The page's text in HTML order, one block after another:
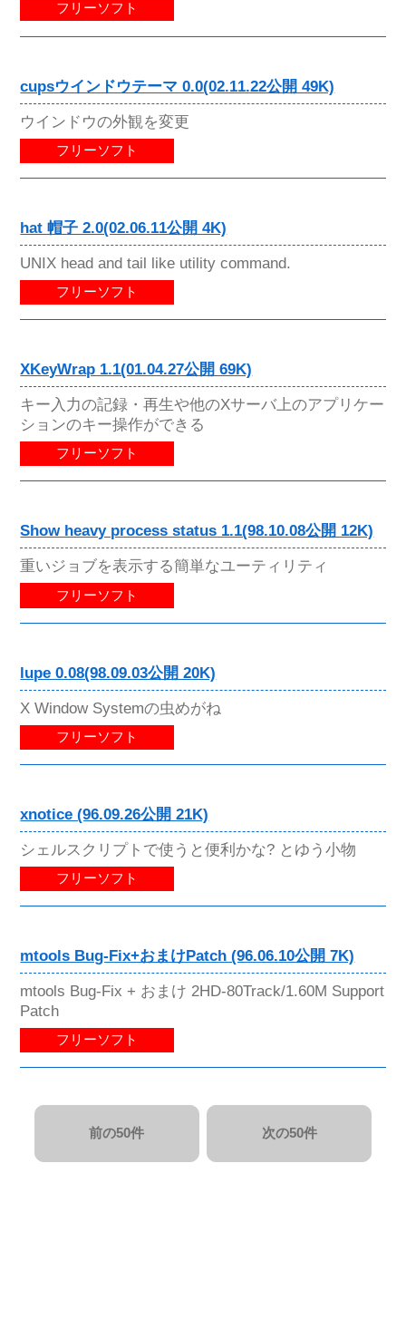
フリーソフト
cupsウインドウテーマ 0.0(02.11.22公開 49K)
ウインドウの外観を変更
フリーソフト
hat 帽子 2.0(02.06.11公開 4K)
UNIX head and tail like utility command.
フリーソフト
XKeyWrap 1.1(01.04.27公開 69K)
キー入力の記録・再生や他のXサーバ上のアプリケー
ションのキー操作ができる
フリーソフト
Show heavy process status 1.1(98.10.08公開 12K)
重いジョブを表示する簡単なユーティリティ
フリーソフト
lupe 0.08(98.09.03公開 20K)
X Window Systemの虫めがね
フリーソフト
xnotice (96.09.26公開 21K)
シェルスクリプトで使うと便利かな? とゆう小物
フリーソフト
mtools Bug-Fix+おまけPatch (96.06.10公開 7K)
mtools Bug-Fix + おまけ 2HD-80Track/1.60M Support
Patch
フリーソフト
前の50件 次の50件